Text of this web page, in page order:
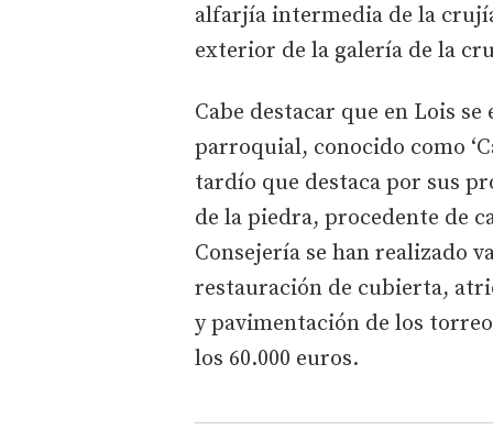
alfarjía intermedia de la
exterior de la galería de la
Cabe destacar que en Lois
parroquial, conocido como
tardío que destaca por sus
de la piedra, procedente de
Consejería se han realizado
restauración de cubierta,
y pavimentación de los
los 60.000 euros.